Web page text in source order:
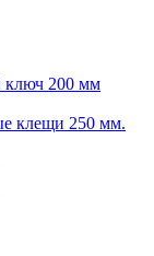
ключ 200 мм
клещи 250 мм.